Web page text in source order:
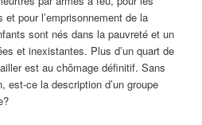
pour l’emprisonnement de la
sont nés dans la pauvreté et un
et inexistantes. Plus d’un quart de
est au chômage définitif. Sans
est-ce la description d’un groupe